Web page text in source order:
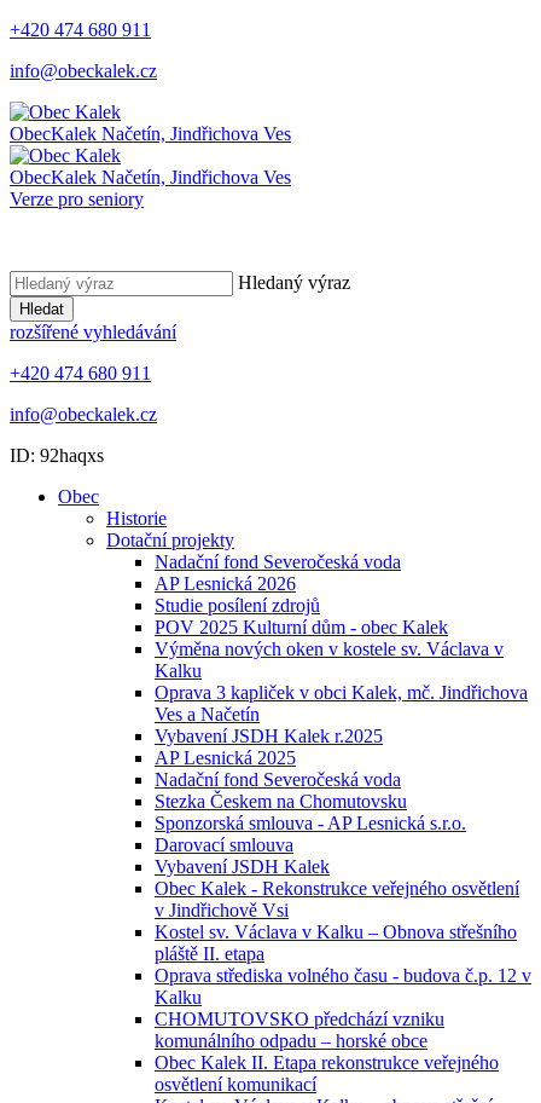
+420 474 680 911
info@obeckalek.cz
ObecKalek Načetín, Jindřichova Ves
ObecKalek Načetín, Jindřichova Ves
Verze pro seniory
Hledaný výraz
Hledat
rozšířené vyhledávání
+420 474 680 911
info@obeckalek.cz
ID: 92haqxs
Obec
Historie
Dotační projekty
Nadační fond Severočeská voda
AP Lesnická 2026
Studie posílení zdrojů
POV 2025 Kulturní dům - obec Kalek
Výměna nových oken v kostele sv. Václava v
Kalku
Oprava 3 kapliček v obci Kalek, mč. Jindřichova
Ves a Načetín
Vybavení JSDH Kalek r.2025
AP Lesnická 2025
Nadační fond Severočeská voda
Stezka Českem na Chomutovsku
Sponzorská smlouva - AP Lesnická s.r.o.
Darovací smlouva
Vybavení JSDH Kalek
Obec Kalek - Rekonstrukce veřejného osvětlení
v Jindřichově Vsi
Kostel sv. Václava v Kalku – Obnova střešního
pláště II. etapa
Oprava střediska volného času - budova č.p. 12 v
Kalku
CHOMUTOVSKO předchází vzniku
komunálního odpadu – horské obce
Obec Kalek II. Etapa rekonstrukce veřejného
osvětlení komunikací